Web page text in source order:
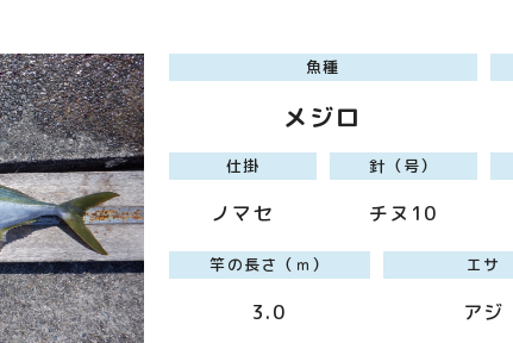
魚種
メジロ
仕掛
ノマセ
針（号）
チヌ10
竿の長さ（ｍ）
3.0
エサ
アジ